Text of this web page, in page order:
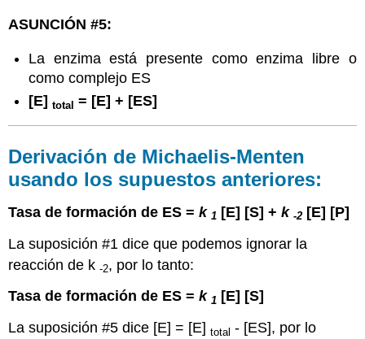
ASUNCIÓN #5:
La enzima está presente como enzima libre o
como complejo ES
[E]total = [E] + [ES]
Derivación de Michaelis-Menten
usando los supuestos anteriores:
Tasa de formación de ES =k 1 [E] [S] +k -2 [E] [P]
La suposición #1 dice que podemos ignorar la
reacción de k -2, por lo tanto:
Tasa de formación de ES =k 1 [E] [S]
La suposición #5 dice [E] = [E]total - [ES], por lo